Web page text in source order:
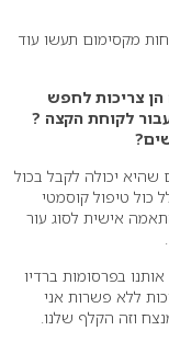
מקסימום תעשו עוד
הן צריכות לחפש
לקוחת הקצה ?
יכולה לקבל בכול
כול טיפול קוסמטי
אישית לסוג עור
בפרסומות ברדיו
ללא פשרות אני
וזה הקלף שלנו.